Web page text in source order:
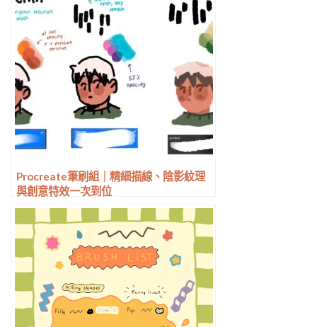
Procreate筆刷組｜精細描線、陰影紋理
與創意特效一次到位